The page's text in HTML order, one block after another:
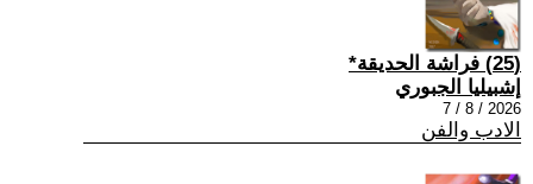
(25) فراشة الحديقة*
إشبيليا الجبوري
2026 / 8 / 7
الادب والفن